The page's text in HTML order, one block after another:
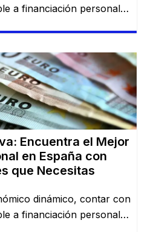
a financiación personal
tener la información
disponibles puede
En esta guía, descubrirás
personales del mercado
Préstamo Personal,
Encuentra el Mejor
en España con
que Necesitas
dinámico, contar con
a financiación personal